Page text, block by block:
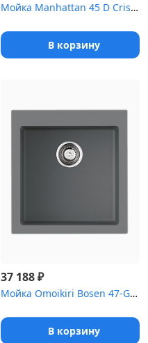
Мойка Manhattan 45 D Cristalite корз.клапан оникс
В корзину
37 188₽
Мойка Omoikiri Bosen 47-GR Tetogranit/leningrad grey
В корзину